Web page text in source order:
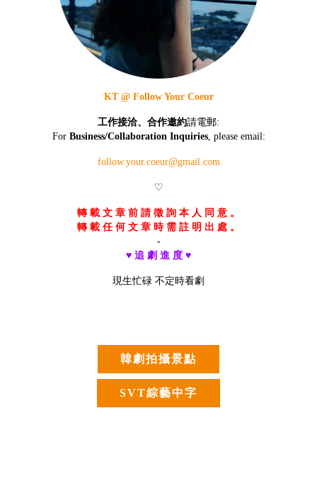
KT @ Follow Your Coeur
工作接洽、合作邀約請電郵:
For Business/Collaboration Inquiries, please email:
follow.your.coeur@gmail.com
♡
轉 載 文 章 前 請 徵 詢 本 人 同 意 。
轉 載 任 何 文 章 時 需 註 明 出 處 。
-
♥ 追 劇 進 度 ♥
現生忙碌 不定時看劇
韓劇拍攝景點
SVT綜藝中字